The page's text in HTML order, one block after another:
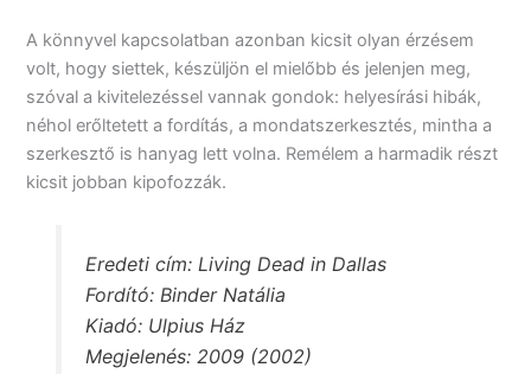
A könnyvel kapcsolatban azonban kicsit olyan érzésem
volt, hogy siettek, készüljön el mielőbb és jelenjen meg,
szóval a kivitelezéssel vannak gondok: helyesírási hibák,
néhol erőltetett a fordítás, a mondatszerkesztés, mintha a
szerkesztő is hanyag lett volna. Remélem a harmadik részt
kicsit jobban kipofozzák.
Eredeti cím: Living Dead in Dallas
Fordító: Binder Natália
Kiadó: Ulpius Ház
Megjelenés: 2009 (2002)